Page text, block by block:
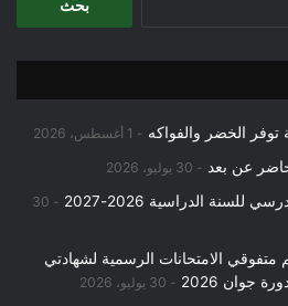
توفر الخضر والفواكه 1 أغسطس، 2026
عن بعد 30 يوليو، 2026
الدراسية 2026-2027
30
متفوقي الامتحانات الرسمية لشهادتي
جوان 2026
30 يوليو، 2026